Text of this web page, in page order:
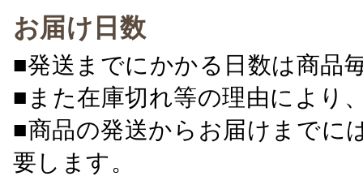
お届け日数
■発送までにかかる日数は商品
■また在庫切れ等の理由により
■商品の発送からお届けまでに
要します。